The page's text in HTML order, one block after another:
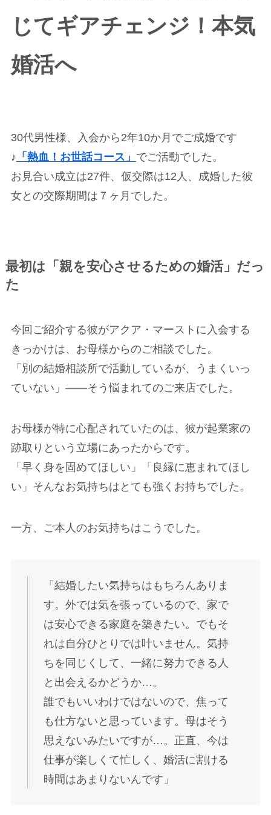
じてギアチェンジ！本気
婚活へ
30代男性様、入会から2年10か月でご成婚です
♪ 「熱血！お世話コース」 でご活動でした。
お見合い成立は27件、仮交際は12人、成婚した彼
女との交際期間は７ヶ月でした。
最初は「親を安心させるための婚活」だっ
た
今回ご紹介する彼がアクア・マーストに入会する
きっかけは、お母様からのご相談でした。
「別の結婚相談所で活動しているが、うまくいっ
ていない」――そう悩まれてのご来店でした。
お母様が特に心配されていたのは、彼が起業家の
跡取りという立場にあったからです。
「早く身を固めてほしい」「良縁に恵まれてほし
い」そんなお気持ちはとても強くお持ちでした。
一方、ご本人のお気持ちはこうでした。
「結婚したい気持ちはもちろんありま
す。外では気を張っているので、家で
は安心できる家庭を築きたい。でもそ
れは自分ひとりでは叶いません。気持
ちを同じくして、一緒に努力できる人
と出会えるかどうか…。
誰でもいいわけではないので、焦って
も仕方ないと思っています。母はそう
思えないみたいですが…。正直、今は
仕事が楽しくて忙しく、婚活に割ける
時間はあまりないんです」